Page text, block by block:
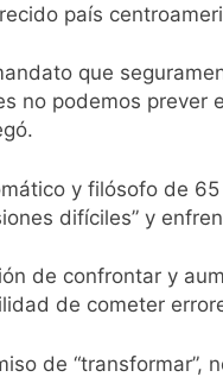
país
que
no podemos prever
y filósofo de
difíciles” y
de confrontar y
de cometer
de “transformar”,